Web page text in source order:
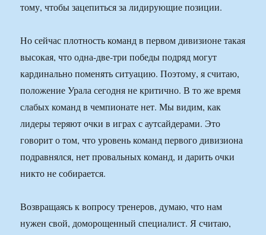
тому, чтобы зацепиться за лидирующие позиции.
Но сейчас плотность команд в первом дивизионе такая
высокая, что одна-две-три победы подряд могут
кардинально поменять ситуацию. Поэтому, я считаю,
положение Урала сегодня не критично. В то же время
слабых команд в чемпионате нет. Мы видим, как
лидеры теряют очки в играх с аутсайдерами. Это
говорит о том, что уровень команд первого дивизиона
подравнялся, нет провальных команд, и дарить очки
никто не собирается.
Возвращаясь к вопросу тренеров, думаю, что нам
нужен свой, доморощенный специалист. Я считаю,